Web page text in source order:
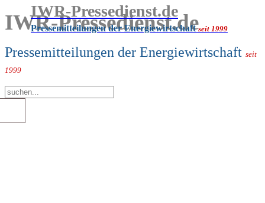
IWR-Pressedienst.de
Pressemitteilungen der Energiewirtschaft seit
1999
IWR-Pressedienst.de
Pressemitteilungen der Energiewirtschaftseit 1999